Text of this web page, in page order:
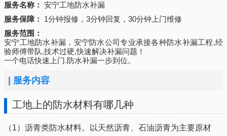
服务名称： 安宁工地防水补漏
服务保障：
1分钟报修，3分钟回复，30分钟上门维修
服务范围：
安宁工地防水补漏，安宁防水公司专业承接各种防水补漏工程,经
验师傅带队,技术过硬,快速解决补漏问题！
一个电话快速上门.防水补漏一步到位。
服务内容
工地上的防水材料有哪几种
（1）沥青类防水材料。以天然沥青、石油沥青为主要原材